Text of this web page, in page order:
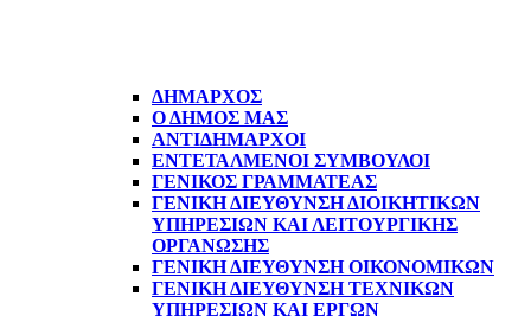
ΔΉΜΑΡΧΟΣ
Ο ΔΗΜΟΣ ΜΑΣ
ΑΝΤΙΔΉΜΑΡΧΟΙ
ΕΝΤΕΤΑΛΜΈΝΟΙ ΣΎΜΒΟΥΛΟΙ
ΓΕΝΙΚΌΣ ΓΡΑΜΜΑΤΈΑΣ
ΓΕΝΙΚΉ ΔΙΕΎΘΥΝΣΗ ΔΙΟΙΚΗΤΙΚΏΝ
ΥΠΗΡΕΣΙΏΝ ΚΑΙ ΛΕΙΤΟΥΡΓΙΚΉΣ
ΟΡΓΆΝΩΣΗΣ
ΓΕΝΙΚΉ ΔΙΕΎΘΥΝΣΗ ΟΙΚΟΝΟΜΙΚΏΝ
ΓΕΝΙΚΉ ΔΙΕΎΘΥΝΣΗ ΤΕΧΝΙΚΏΝ
ΥΠΗΡΕΣΙΏΝ ΚΑΙ ΈΡΓΩΝ